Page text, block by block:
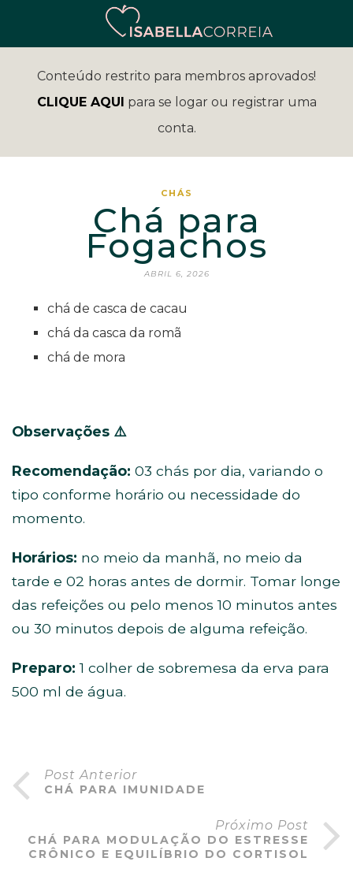
Conteúdo restrito para membros aprovados!
CLIQUE AQUI para se logar ou registrar uma
conta.
CHÁS
Chá para
Fogachos
ABRIL 6, 2026
chá de casca de cacau
chá da casca da romã
chá de mora
Observações ⚠️
Recomendação: 03 chás por dia, variando o
tipo conforme horário ou necessidade do
momento.
Horários: no meio da manhã, no meio da
tarde e 02 horas antes de dormir. Tomar longe
das refeições ou pelo menos 10 minutos antes
ou 30 minutos depois de alguma refeição.
Preparo: 1 colher de sobremesa da erva para
500 ml de água.
Post Anterior
CHÁ PARA IMUNIDADE
Próximo Post
CHÁ PARA MODULAÇÃO DO ESTRESSE
CRÔNICO E EQUILÍBRIO DO CORTISOL